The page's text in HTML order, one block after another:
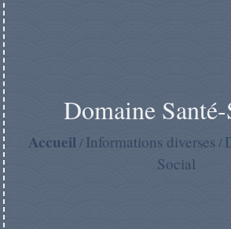
Domaine
Accueil / Informations diverses/
Social